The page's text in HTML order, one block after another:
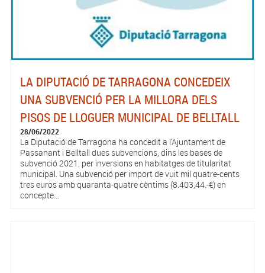
LA DIPUTACIÓ DE TARRAGONA CONCEDEIX
UNA SUBVENCIÓ PER LA MILLORA DELS
PISOS DE LLOGUER MUNICIPAL DE BELLTALL
28/06/2022
La Diputació de Tarragona ha concedit a l'Ajuntament de
Passanant i Belltall dues subvencions, dins les bases de
subvenció 2021, per inversions en habitatges de titularitat
municipal. Una subvenció per import de vuit mil quatre-cents
tres euros amb quaranta-quatre cèntims (8.403,44.-€) en
concepte...